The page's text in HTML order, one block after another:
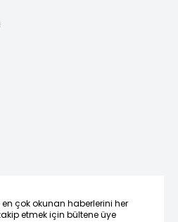
çok okunan haberlerini her
etmek için bültene üye